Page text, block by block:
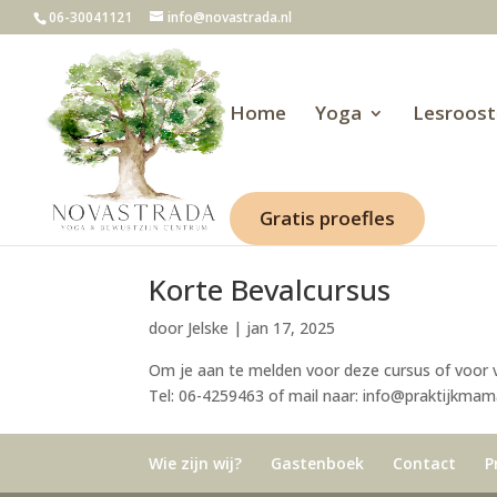
06-30041121 info@novastrada.nl
Home Yoga
Gratis proefles
Korte Bevalcursus
door Jelske | jan 17, 2025
Om je aan te melden voor deze cursus of
Tel: 06-4259463 of mail naar:
Wie zijn wij? Gastenboek Contact